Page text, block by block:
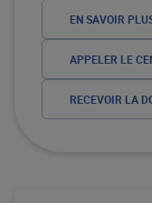
EN SAVOIR
APPELER LE
RECEVOIR LA